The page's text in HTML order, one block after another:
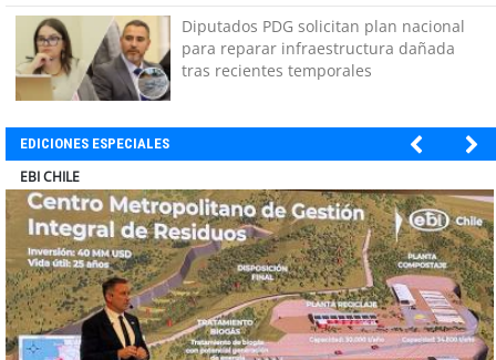
Diputados PDG solicitan plan nacional
para reparar infraestructura dañada
tras recientes temporales
EDICIONES ESPECIALES
SOPRAVAL